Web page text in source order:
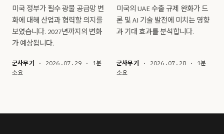
미국 정부가 필수 광물 공급망 변
화에 대해 산업과 협력할 의지를
보였습니다. 2027년까지의 변화
가 예상됩니다.
군사무기
· 2026.07.29 · 1분
소요
미국의 UAE 수출 규제 완화가 드
론 및 AI 기술 발전에 미치는 영향
과 기대 효과를 분석합니다.
군사무기
· 2026.07.28 · 1분
소요